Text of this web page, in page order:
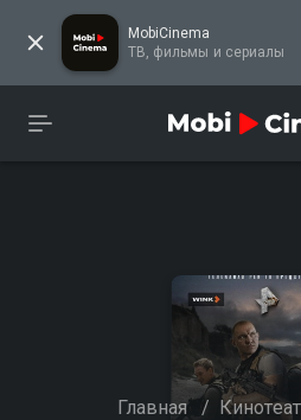
MobiCinema
ТВ, фильмы и сериалы
Главная /